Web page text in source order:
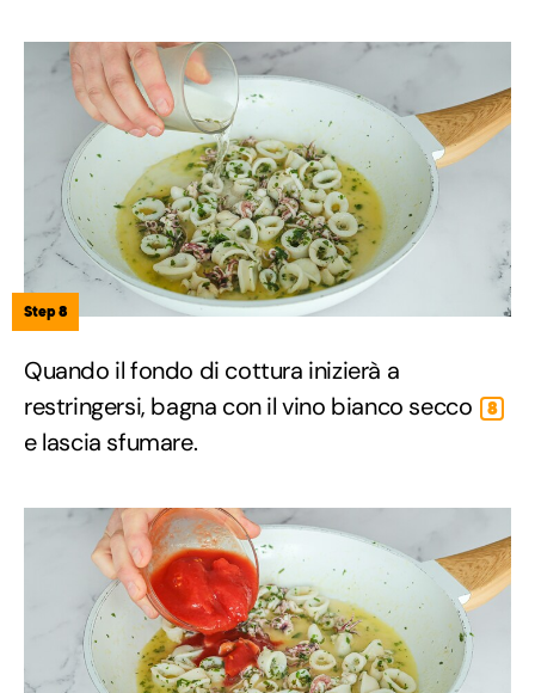
Step 8
Quando il fondo di cottura inizierà a
restringersi, bagna con il vino bianco secco
8
e lascia sfumare.